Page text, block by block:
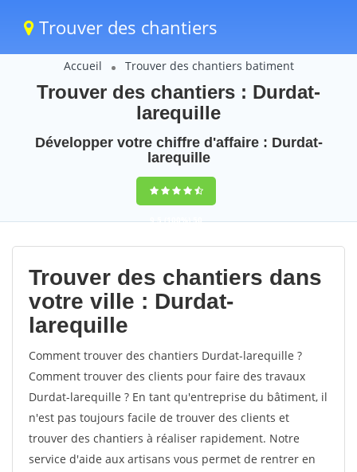
Trouver des chantiers
Accueil Trouver des chantiers batiment
Trouver des chantiers : Durdat-
larequille
Développer votre chiffre d'affaire : Durdat-
larequille
9,5(100%)50
votes
Trouver des chantiers dans
votre ville : Durdat-
larequille
Comment trouver des chantiers Durdat-larequille ?
Comment trouver des clients pour faire des travaux
Durdat-larequille ? En tant qu'entreprise du bâtiment, il
n'est pas toujours facile de trouver des clients et
trouver des chantiers à réaliser rapidement. Notre
service d'aide aux artisans vous permet de rentrer en